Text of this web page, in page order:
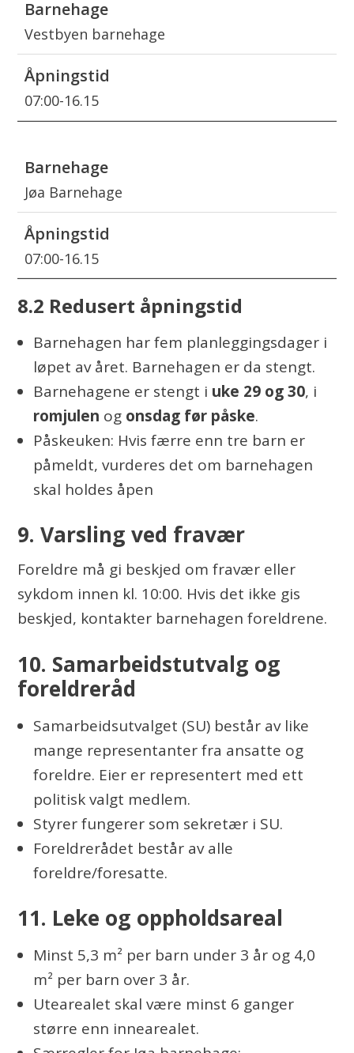
Vestbyen barnehage
07:00-16.15
Jøa Barnehage
07:00-16.15
8.2 Redusert åpningstid
Barnehagen har fem planleggingsdager i
løpet av året. Barnehagen er da stengt.
Barnehagene er stengt i uke 29 og 30, i
romjulen og onsdag før påske.
Påskeuken: Hvis færre enn tre barn er
påmeldt, vurderes det om barnehagen
skal holdes åpen
9. Varsling ved fravær
Foreldre må gi beskjed om fravær eller
sykdom innen kl. 10:00. Hvis det ikke gis
beskjed, kontakter barnehagen foreldrene.
10. Samarbeidstutvalg og
foreldreråd
Samarbeidsutvalget (SU) består av like
mange representanter fra ansatte og
foreldre. Eier er representert med ett
politisk valgt medlem.
Styrer fungerer som sekretær i SU.
Foreldrerådet består av alle
foreldre/foresatte.
11. Leke og oppholdsareal
Minst 5,3 m² per barn under 3 år og 4,0
m² per barn over 3 år.
Utearealet skal være minst 6 ganger
større enn innearealet.